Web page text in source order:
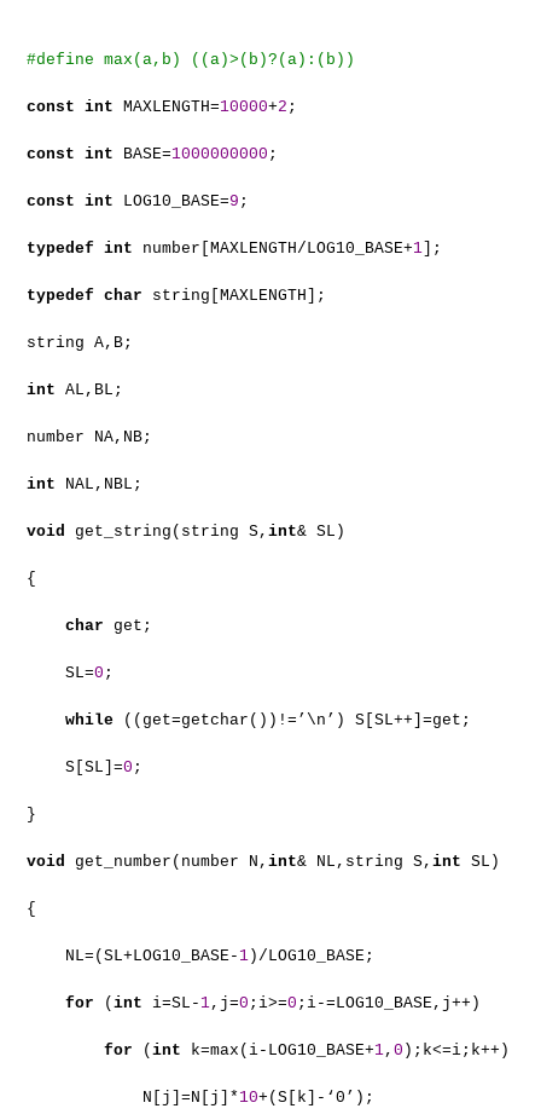
#define max(a,b) ((a)>(b)?(a):(b))
const int MAXLENGTH=10000+2 ;
const int BASE=1000000000 ;
const int LOG10_BASE=9 ;
typedef int number[MAXLENGTH/LOG10_BASE+1 ];
typedef char string[MAXLENGTH];
string A,B;
int AL,BL;
number NA,NB;
int NAL,NBL;
void get_string(string S, int& SL)
{
char get;
SL=0 ;
while ((get=getchar())!=’\n’) S[SL++]=get;
S[SL]=0 ;
}
void get_number(number N, int& NL,string S, int SL)
{
NL=(SL+LOG10_BASE- 1 )/LOG10_BASE;
for ( int i=SL- 1,j=0 ;i>=0 ;i-=LOG10_BASE,j++)
for ( int k=max(i-LOG10_BASE+1, 0 );k<=i;k++)
N[j]=N[j]* 10+(S[k]-‘0’);